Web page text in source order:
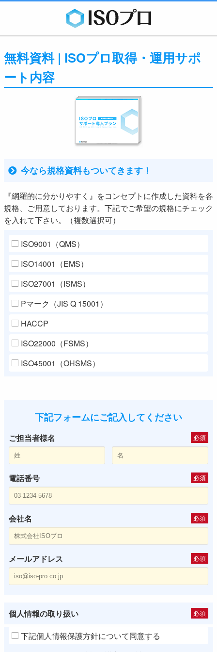
無料資料 | ISOプロ取得・運用サポ
ート内容
今なら規格資料もついてきます！
『網羅的に分かりやすく』をコンセプトに作成した資料を各
規格、ご用意しております。下記でご希望の規格にチェック
を入れて下さい。（複数選択可）
ISO9001（QMS）
ISO14001（EMS）
ISO27001（ISMS）
Pマーク（JIS Q 15001）
HACCP
ISO22000（FSMS）
ISO45001（OHSMS）
下記フォームにご記入してください
ご担当者様名 必須
電話番号 必須
会社名 必須
メールアドレス 必須
個人情報の取り扱い 必須
下記個人情報保護方針について同意する